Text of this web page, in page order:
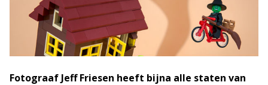
Fotograaf Jeff Friesen heeft bijna alle staten van